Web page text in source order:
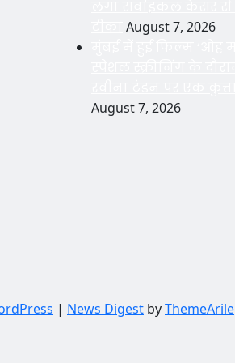
August 7, 2026
August 7, 2026
| News Digest byThemeArile